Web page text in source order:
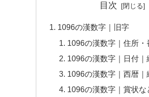
目次
1096の漢数字｜旧字
1096の漢数字｜住所・
1096の漢数字｜日付｜
1096の漢数字｜西暦｜
1096の漢数字｜賞状な